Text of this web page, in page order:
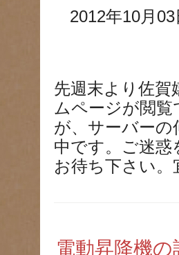
2012年10月
先週末より佐
ムページが閲
が、サーバー
中です。ご迷
お待ち下さい
電動昇降機